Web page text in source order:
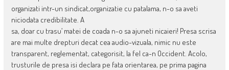
organizati intr-un sindicat,organizatie cu patalama, n-o sa aveti
niciodata credibilitate. A
sa, doar cu trasu’ matei de coada n-o sa ajuneti nicaieri! Presa scrisa
are mai multe drepturi decat cea audio-vizuala, nimic nu este
transparent, reglementat, categorisit, la fel ca-n Occident. Acolo,
trusturile de presa isi declara pe fata orientarea, pe prima pagina